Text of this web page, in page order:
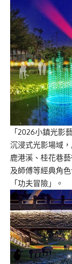
「2026小鎮光影
沉浸式光影場域
鹿港溪、桂花巷
及師傅等經典角
「功夫冒險」。